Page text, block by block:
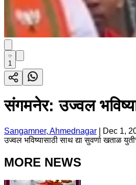
1
संगमनेर: उज्वल
Sangamner, Ahmednagar
Dec 1,
उज्वल भविष्यासाठी साथ द्या सुवर्णा खताळ
MORE NEWS